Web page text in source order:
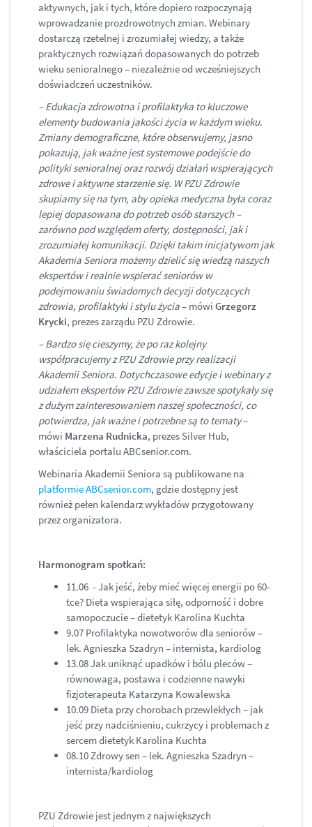
aktywnych, jak i tych, które dopiero rozpoczynają
wprowadzanie prozdrowotnych zmian. Webinary
dostarczą rzetelnej i zrozumiałej wiedzy, a także
praktycznych rozwiązań dopasowanych do potrzeb
wieku senioralnego – niezależnie od wcześniejszych
doświadczeń uczestników.
– Edukacja zdrowotna i profilaktyka to kluczowe
elementy budowania jakości życia w każdym wieku.
Zmiany demograficzne, które obserwujemy, jasno
pokazują, jak ważne jest systemowe podejście do
polityki senioralnej oraz rozwój działań wspierających
zdrowe i aktywne starzenie się. W PZU Zdrowie
skupiamy się na tym, aby opieka medyczna była coraz
lepiej dopasowana do potrzeb osób starszych –
zarówno pod względem oferty, dostępności, jak i
zrozumiałej komunikacji. Dzięki takim inicjatywom jak
Akademia Seniora możemy dzielić się wiedzą naszych
ekspertów i realnie wspierać seniorów w
podejmowaniu świadomych decyzji dotyczących
zdrowia, profilaktyki i stylu życia– mówi Grzegorz
Krycki, prezes zarządu PZU Zdrowie.
– Bardzo się cieszymy, że po raz kolejny
współpracujemy z PZU Zdrowie przy realizacji
Akademii Seniora. Dotychczasowe edycje i webinary z
udziałem ekspertów PZU Zdrowie zawsze spotykały się
z dużym zainteresowaniem naszej społeczności, co
potwierdza, jak ważne i potrzebne są to tematy–
mówi Marzena Rudnicka, prezes Silver Hub,
właściciela portalu ABCsenior.com.
Webinaria Akademii Seniora są publikowane na
platformie ABCsenior.com, gdzie dostępny jest
również pełen kalendarz wykładów przygotowany
przez organizatora.
Harmonogram spotkań:
11.06 - Jak jeść, żeby mieć więcej energii po 60-
tce? Dieta wspierająca siłę, odporność i dobre
samopoczucie – dietetyk Karolina Kuchta
9.07 Profilaktyka nowotworów dla seniorów –
lek. Agnieszka Szadryn – internista, kardiolog
13.08 Jak uniknąć upadków i bólu pleców –
równowaga, postawa i codzienne nawyki
fizjoterapeuta Katarzyna Kowalewska
10.09 Dieta przy chorobach przewlekłych – jak
jeść przy nadciśnieniu, cukrzycy i problemach z
sercem dietetyk Karolina Kuchta
08.10 Zdrowy sen – lek. Agnieszka Szadryn –
internista/kardiolog
PZU Zdrowie jest jednym z największych